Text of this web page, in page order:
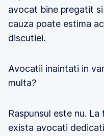
avocat bine pregatit
cauza poate estima
discutiei.
Avocatii inaintati in
multa?
Raspunsul este nu.
exista avocati